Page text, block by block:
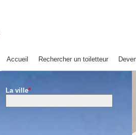
Accueil Rechercher un toiletteur
La ville*